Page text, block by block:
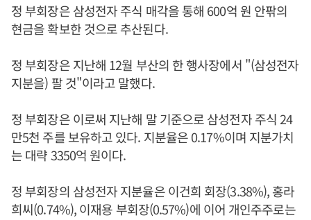
정 부회장은 삼성전자 주식 매각을 통해 600억 원 안팎의
현금을 확보한 것으로 추산된다.
정 부회장은 지난해 12월 부산의 한 행사장에서 "(삼성전자
지분을) 팔 것"이라고 말했다.
정 부회장은 이로써 지난해 말 기준으로 삼성전자 주식 24
만5천 주를 보유하고 있다. 지분율은 0.17%이며 지분가치
는 대략 3350억 원이다.
정 부회장의 삼성전자 지분율은 이건희 회장(3.38%), 홍라
희씨(0.74%), 이재용 부회장(0.57%)에 이어 개인주주로는